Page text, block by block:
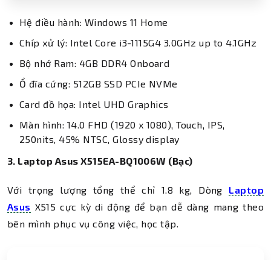
Hệ điều hành: Windows 11 Home
Chíp xử lý: Intel Core i3-1115G4 3.0GHz up to 4.1GHz
Bộ nhớ Ram: 4GB DDR4 Onboard
Ổ đĩa cứng: 512GB SSD PCIe NVMe
Card đồ họa: Intel UHD Graphics
Màn hình: 14.0 FHD (1920 x 1080), Touch, IPS,
250nits, 45% NTSC, Glossy display
3. Laptop Asus X515EA-BQ1006W (Bạc)
Với trọng lượng tổng thể chỉ 1.8 kg, Dòng Laptop
Asus X515 cực kỳ di động để bạn dễ dàng mang theo
bên mình phục vụ công việc, học tập.